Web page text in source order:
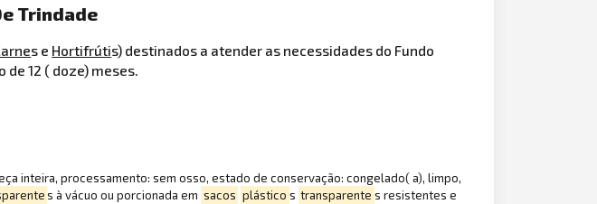
Trindade
s e Hortifrútis) destinados a atender as necessidades do Fundo
12 ( doze) meses.
inteira, processamento: sem osso, estado de conservação: congelado( a), limpo,
s à vácuo ou porcionada em sacos plástico s transparente s resistentes e